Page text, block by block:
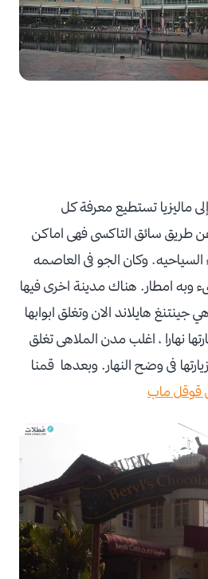
ماليزيا تستطيع معرفة كل
طريق سائق التاكسى فهى اماكن
وكان الجو فى العاصمه
وبه امطار. هناك مدينة اخرى فيها
هايلاند الان وتغلق ابوابها
نهارا ، اغلب مدن الملاهى تغلق
فى وضح النهار. وبعدها قمنا
قوقل ماب